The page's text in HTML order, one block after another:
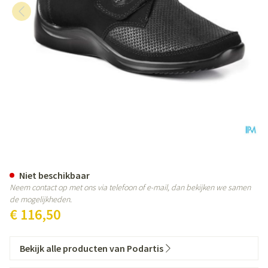
€ 116,50
Niet beschikbaar
Neem contact op met ons via telefoon of e-mail, dan bekijken we samen
de mogelijkheden.
Bekijk alle producten van Podartis